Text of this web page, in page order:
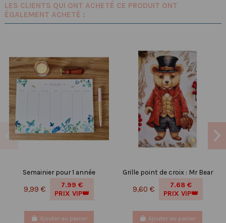
LES CLIENTS QUI ONT ACHETÉ CE PRODUIT ONT
ÉGALEMENT ACHETÉ :
Semainier pour 1 année
9,99 €
7.99 €
PRIX VIP👑
Ajouter au panier
Grille point de croix : Mr Bear
9,60 €
7.68 €
PRIX VIP👑
Ajouter au panier